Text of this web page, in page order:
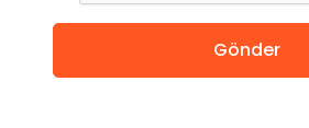
Gönder